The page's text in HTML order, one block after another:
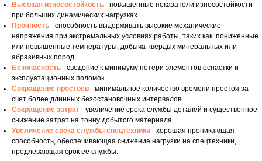
Высокая износостойкость - повышенные показатели износостойкости
при больших динамических нагрузках.
Прочность - способность выдерживать высокие механические
напряжения при экстремальных условиях работы, таких как: пониженные
или повышенные температуры, добыча твердых минеральных или
абразивных пород.
Безопасность - сведение к минимуму потери элементов оснастки и
эксплуатационных поломок.
Сокращение простоев - минимальное количество времени простоя за
счет более длинных безостановочных интервалов.
Сокращение затрат - увеличение срока службы деталей и существенное
снижение затрат на тонну добытого материала.
Увеличение срока службы спецтехники - хорошая проникающая
способность, обеспечивающая снижение нагрузки на спецтехники,
продлевающая срок ее службы.